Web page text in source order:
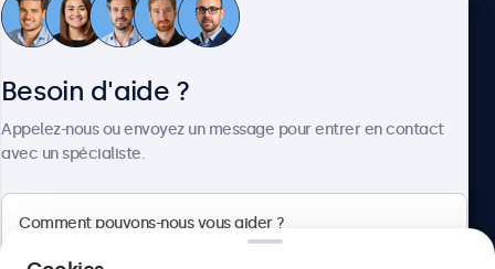
Service client
Besoin d'aide ?
Appelez-nous ou envoyez un message pour entrer en contact
avec un spécialiste.